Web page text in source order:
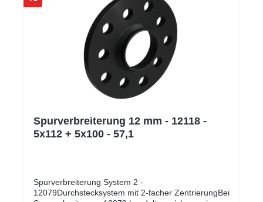
Spurverbreiterung 12 mm - 12118 -
5x112 + 5x100 - 57,1
Spurverbreiterung System 2 -
12079Durchstecksystem mit 2-facher ZentrierungBei